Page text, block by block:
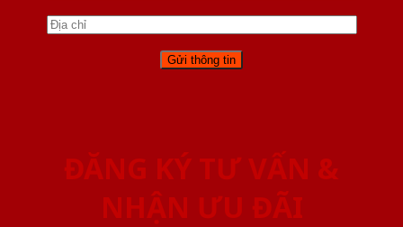
ĐĂNG KÝ TƯ VẤN &
NHẬN ƯU ĐÃI